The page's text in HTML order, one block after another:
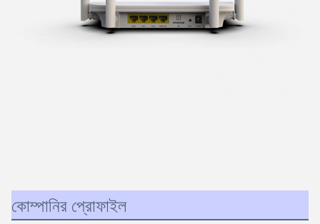
কোম্পানির প্রোফাইল